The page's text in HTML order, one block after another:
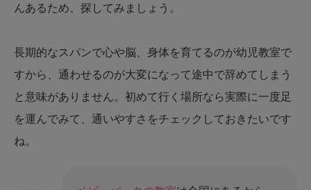
んあるため、探してみましょう。
長期的なスパンで心や脳、身体を育てるのが幼児教室で
すから、通わせるのが大変になって途中で辞めてしまう
と意味がありません。初めて行く場所なら実際に一度足
を運んでみて、通いやすさをチェックしておきたいです
ね。